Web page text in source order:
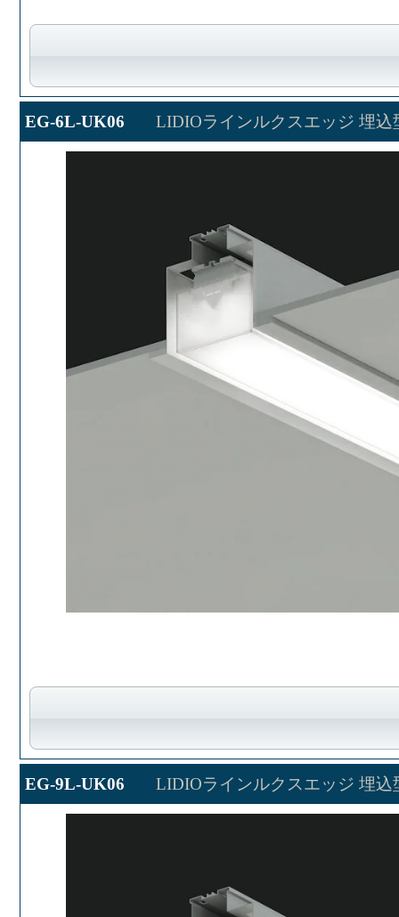
EG-6L-UK06 LIDIOラインルクスエッジ 埋込
EG-9L-UK06 LIDIOラインルクスエッジ 埋込